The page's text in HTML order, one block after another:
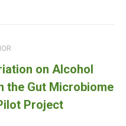
on Alcohol
the Gut Microbiome
Project